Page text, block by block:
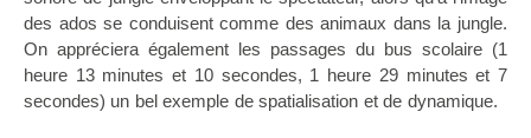
des ados se conduisent comme des animaux dans la jungle.
On appréciera également les passages du bus scolaire (1
heure 13 minutes et 10 secondes, 1 heure 29 minutes et 7
secondes) un bel exemple de spatialisation et de dynamique.